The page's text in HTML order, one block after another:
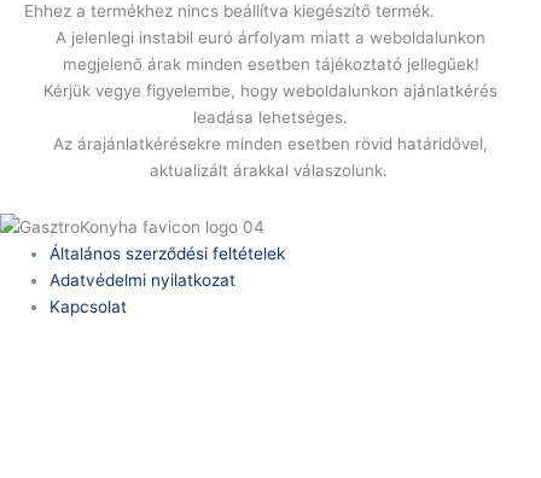
Ehhez a termékhez nincs beállítva kiegészítő termék.
A jelenlegi instabil euró árfolyam miatt a weboldalunkon
megjelenő árak minden esetben tájékoztató jellegűek!
Kérjük vegye figyelembe, hogy weboldalunkon ajánlatkérés
leadása lehetséges.
Az árajánlatkérésekre minden esetben rövid határidővel,
aktualizált árakkal válaszolunk.
Általános szerződési feltételek
Adatvédelmi nyilatkozat
Kapcsolat